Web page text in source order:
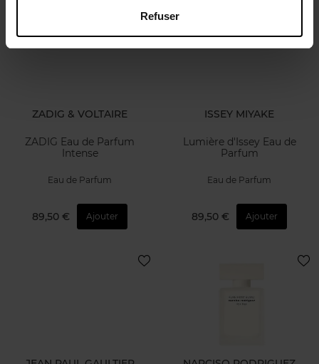
Refuser
ZADIG & VOLTAIRE
ZADIG Eau de Parfum
Intense
Eau de Parfum
89,50 € Ajouter
ISSEY MIYAKE
Lumière d'Issey Eau de
Parfum
Eau de Parfum
89,50 € Ajouter